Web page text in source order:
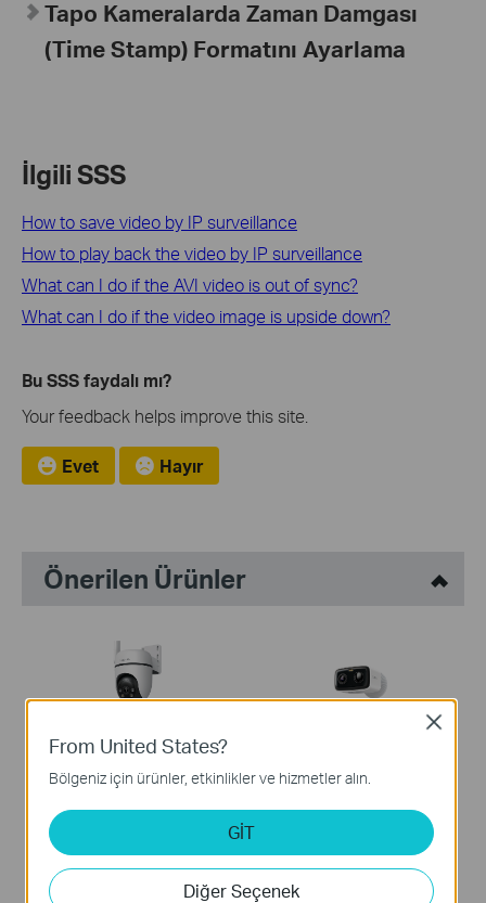
Tapo Kameralarda Zaman Damgası
(Time Stamp) Formatını Ayarlama
İlgili SSS
How to save video by IP surveillance
How to play back the video by IP surveillance
What can I do if the AVI video is out of sync?
What can I do if the video image is upside down?
Bu SSS faydalı mı?
Your feedback helps improve this site.
Evet Hayır
Önerilen Ürünler
TC40GW
Outdoor Pan/Tilt 4G LTE
Pille Çalışan Dış Mekan
From United States?
Bölgeniz için ürünler, etkinlikler ve hizmetler alın.
GİT
Diğer Seçenek
Close